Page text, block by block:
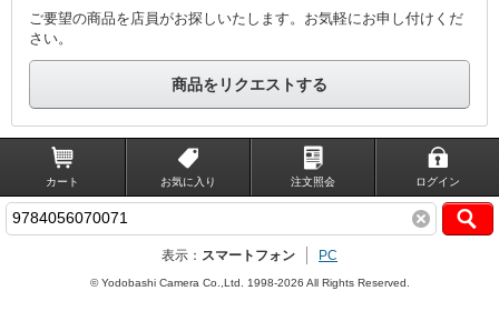
ご要望の商品を店員がお探しいたします。お気軽にお申し付けくだ
さい。
商品をリクエストする
カート お気に入り 注文照会 ログイン
表示： スマートフォン PC
© Yodobashi Camera Co.,Ltd. 1998-2026 All Rights Reserved.